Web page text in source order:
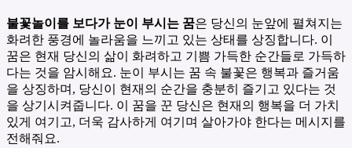
불꽃놀이를 보다가 눈이 부시는 꿈은 당신의 눈앞에 펼쳐지는
화려한 풍경에 놀라움을 느끼고 있는 상태를 상징합니다. 이
꿈은 현재 당신의 삶이 화려하고 기쁨 가득한 순간들로 가득하
다는 것을 암시해요. 눈이 부시는 꿈 속 불꽃은 행복과 즐거움
을 상징하며, 당신이 현재의 순간을 충분히 즐기고 있다는 것
을 상기시켜줍니다. 이 꿈을 꾼 당신은 현재의 행복을 더 가치
있게 여기고, 더욱 감사하게 여기며 살아가야 한다는 메시지를
전해줘요.